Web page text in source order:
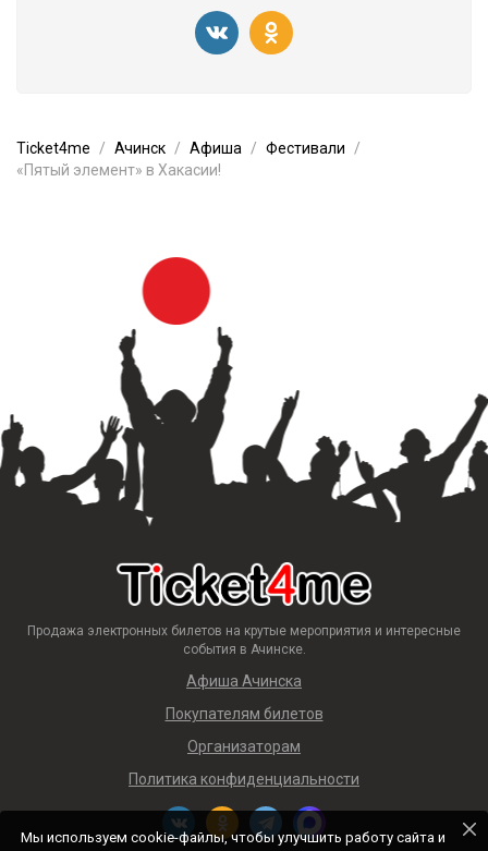
Ticket4me Ачинск Афиша
Фестивали
«Пятый элемент» в Хакасии!
Продажа электронных билетов на крутые мероприятия и интересные
события в Ачинске.
Афиша Ачинска
Покупателям билетов
Организаторам
Политика конфиденциальности
Мы используем cookie-файлы, чтобы улучшить работу сайта и